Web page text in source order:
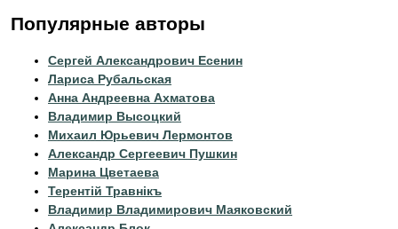
Популярные авторы
Сергей Александрович Есенин
Лариса Рубальская
Анна Андреевна Ахматова
Владимир Высоцкий
Михаил Юрьевич Лермонтов
Александр Сергеевич Пушкин
Марина Цветаева
Терентiй Травнiкъ
Владимир Владимирович Маяковский